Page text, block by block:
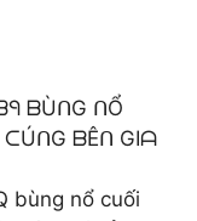
ᗷÙᑎG ᑎỔ
ᗷÊᑎ GIᗩ
bùng nổ cuối